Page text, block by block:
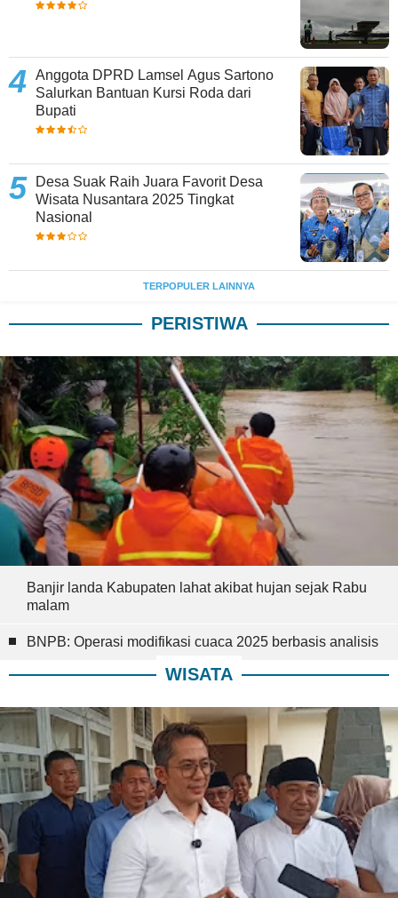
Anggota DPRD Lamsel Agus Sartono
Salurkan Bantuan Kursi Roda dari
Bupati
Desa Suak Raih Juara Favorit Desa
Wisata Nusantara 2025 Tingkat
Nasional
TERPOPULER LAINNYA
PERISTIWA
Banjir landa Kabupaten lahat akibat hujan sejak Rabu
malam
BNPB: Operasi modifikasi cuaca 2025 berbasis analisis
WISATA